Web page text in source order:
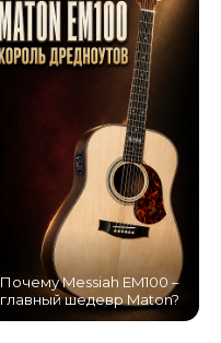
Почему Messiah EM100 –
главный шедевр Maton?